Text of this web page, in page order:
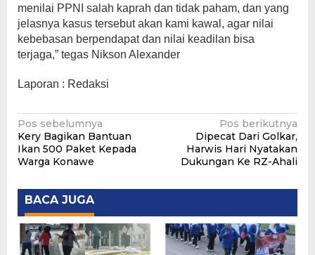
menilai PPNI salah kaprah dan tidak paham, dan yang
jelasnya kasus tersebut akan kami kawal, agar nilai
kebebasan berpendapat dan nilai keadilan bisa
terjaga,” tegas Nikson Alexander
Laporan : Redaksi
Navigasi
pos
Pos sebelumnya
Kery Bagikan Bantuan
Ikan 500 Paket Kepada
Warga Konawe
Pos berikutnya
Dipecat Dari Golkar,
Harwis Hari Nyatakan
Dukungan Ke RZ-Ahali
BACA JUGA